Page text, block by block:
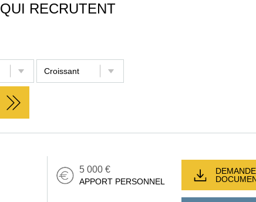
QUI RECRUTENT
5 000 €
APPORT PERSONNEL